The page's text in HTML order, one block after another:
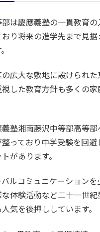
は慶應義塾の一貫教育
り将来の進学先まで見
広大な敷地に設けられ
した教育方針も多くの
塾湘南藤沢中等部高等
っており中学受験を回避
があります。
ルコミュニケーション
体験活動など二十一世
気を後押ししています。